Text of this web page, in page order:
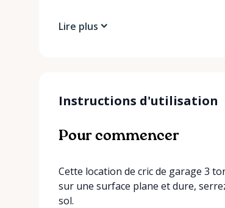
Lire plus
Instructions d'utilisation
Pour commencer
Cette location de cric de garage 3
sur une surface plane et dure,
sol.